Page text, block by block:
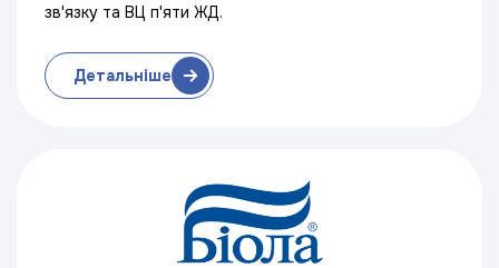
зв'язку та ВЦ п'яти ЖД.
Детальніше